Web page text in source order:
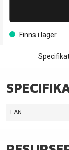
Finns i lager
EAN